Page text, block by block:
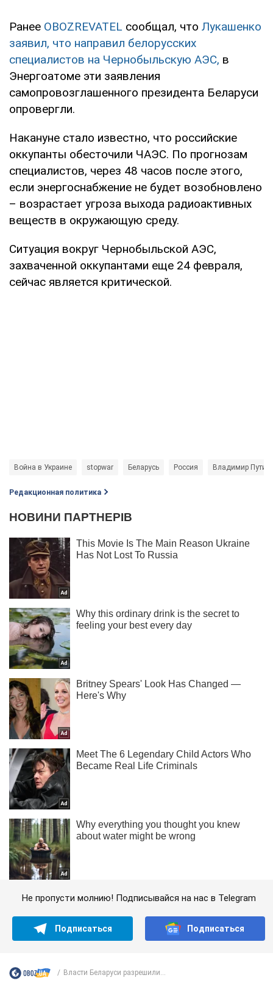
Ранее OBOZREVATEL сообщал, что Лукашенко
заявил, что направил белорусских
специалистов на Чернобыльскую АЭС, в
Энергоатоме эти заявления
самопровозглашенного президента Беларуси
опровергли.
Накануне стало известно, что российские
оккупанты обесточили ЧАЭС. По прогнозам
специалистов, через 48 часов после этого,
если энергоснабжение не будет возобновлено
– возрастает угроза выхода радиоактивных
веществ в окружающую среду.
Ситуация вокруг Чернобыльской АЭС,
захваченной оккупантами еще 24 февраля,
сейчас является критической.
Война в Украине stopwar Беларусь Россия Владимир Путин
Редакционная политика
Не пропусти молнию! Подписывайся на нас в Telegram
Подписаться Подписаться
Власти Беларуси разрешили...